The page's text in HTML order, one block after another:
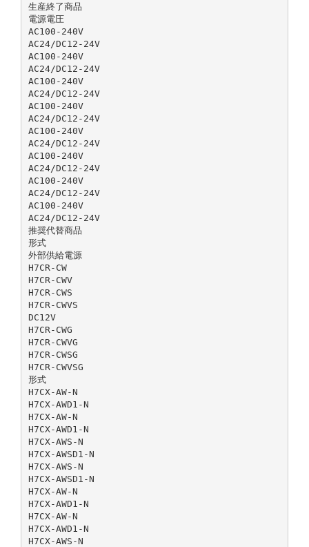
生産終了商品
電源電圧
AC100-240V
AC24/DC12-24V
AC100-240V
AC24/DC12-24V
AC100-240V
AC24/DC12-24V
AC100-240V
AC24/DC12-24V
AC100-240V
AC24/DC12-24V
AC100-240V
AC24/DC12-24V
AC100-240V
AC24/DC12-24V
AC100-240V
AC24/DC12-24V
推奨代替商品
形式
外部供給電源
H7CR-CW
H7CR-CWV
H7CR-CWS
H7CR-CWVS
DC12V
H7CR-CWG
H7CR-CWVG
H7CR-CWSG
H7CR-CWVSG
形式
H7CX-AW-N
H7CX-AWD1-N
H7CX-AW-N
H7CX-AWD1-N
H7CX-AWS-N
H7CX-AWSD1-N
H7CX-AWS-N
H7CX-AWSD1-N
H7CX-AW-N
H7CX-AWD1-N
H7CX-AW-N
H7CX-AWD1-N
H7CX-AWS-N